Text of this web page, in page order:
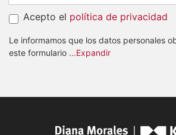
Acepto el política de privacidad
Le informamos que los datos personales
este formulario ...Expandir